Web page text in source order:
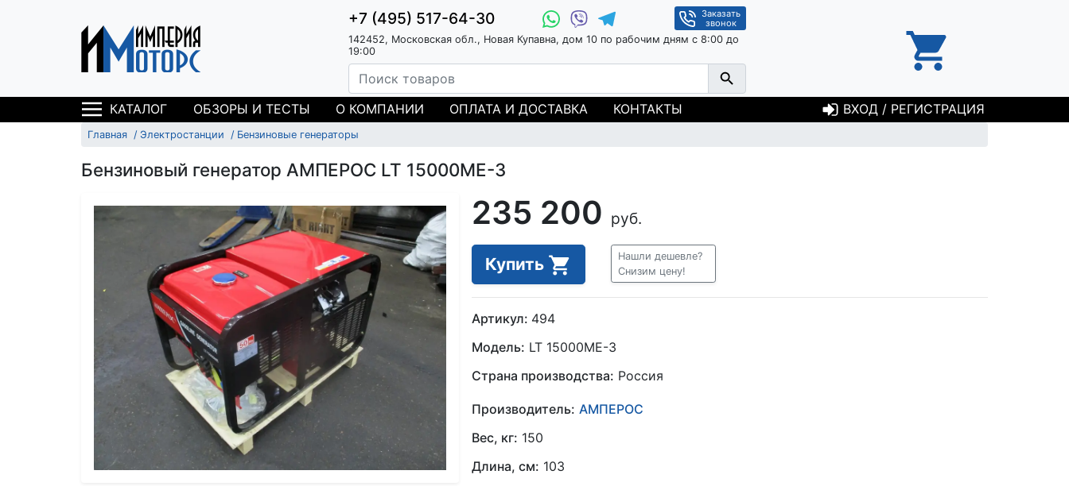
+7 (495) 517-64-30
Заказать
звонок
142452, Московская обл., Новая Купавна, дом 10 по рабочим дням с 8:00 до
19:00
КАТАЛОГ ОБЗОРЫ И ТЕСТЫ О КОМПАНИИ ОПЛАТА И ДОСТАВКА КОНТАКТЫ ВХОД / РЕГИСТРАЦИЯ
Главная Электростанции Бензиновые генераторы
Бензиновый генератор АМПЕРОС LT 15000ME-3
235 200 руб.
Купить
Нашли дешевле?
Снизим цену!
Артикул: 494
Модель: LT 15000ME-3
Страна производства: Россия
Производитель: АМПЕРОС
Вес, кг: 150
Длина, см: 103